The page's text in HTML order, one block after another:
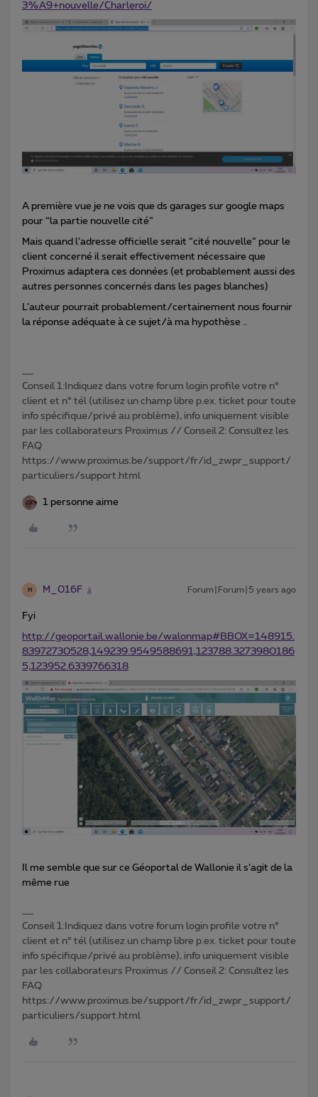
3%A9+nouvelle/Charleroi/
A première vue je ne vois que ds garages sur google maps
pour “la partie nouvelle cité”
Mais quand l’adresse officielle serait “cité nouvelle” pour le
client concerné il serait effectivement nécessaire que
Proximus adaptera ces données (et probablement aussi des
autres personnes concernés dans les pages blanches)
L’auteur pourrait probablement/certainement nous fournir
la réponse adéquate à ce sujet/à ma hypothèse ..
Conseil 1:Indiquez dans votre forum login profile votre n°
client et n° tél (utilisez un champ libre p.ex. ticket pour toute
info spécifique/privé au problème), info uniquement visible
par les collaborateurs Proximus // Conseil 2: Consultez les
FAQ
https://www.proximus.be/support/fr/id_zwpr_support/
particuliers/support.html
1 personne aime
M M_016F Forum|Forum|5 years ago
Fyi
http://geoportail.wallonie.be/walonmap#BBOX=148915.
83972730528,149239.9549588691,123788.3273980186
5,123952.6339766318
Il me semble que sur ce Géoportal de Wallonie il s’agit de la
même rue
Conseil 1:Indiquez dans votre forum login profile votre n°
client et n° tél (utilisez un champ libre p.ex. ticket pour toute
info spécifique/privé au problème), info uniquement visible
par les collaborateurs Proximus // Conseil 2: Consultez les
FAQ
https://www.proximus.be/support/fr/id_zwpr_support/
particuliers/support.html